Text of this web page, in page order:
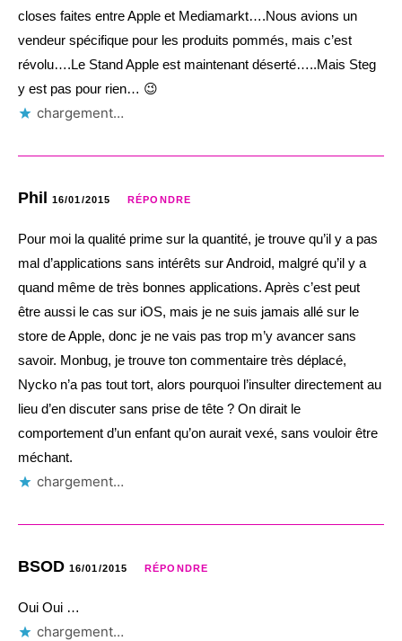
closes faites entre Apple et Mediamarkt….Nous avions un
vendeur spécifique pour les produits pommés, mais c’est
révolu….Le Stand Apple est maintenant déserté…..Mais Steg
y est pas pour rien… 😉
chargement…
Phil 16/01/2015 RÉPONDRE
Pour moi la qualité prime sur la quantité, je trouve qu’il y a pas
mal d’applications sans intérêts sur Android, malgré qu’il y a
quand même de très bonnes applications. Après c’est peut
être aussi le cas sur iOS, mais je ne suis jamais allé sur le
store de Apple, donc je ne vais pas trop m’y avancer sans
savoir. Monbug, je trouve ton commentaire très déplacé,
Nycko n’a pas tout tort, alors pourquoi l’insulter directement au
lieu d’en discuter sans prise de tête ? On dirait le
comportement d’un enfant qu’on aurait vexé, sans vouloir être
méchant.
chargement…
BSOD 16/01/2015 RÉPONDRE
Oui Oui …
chargement…